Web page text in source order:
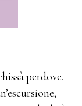
perdove.